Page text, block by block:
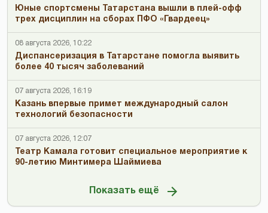
Юные спортсмены Татарстана вышли в плей-офф
трех дисциплин на сборах ПФО «Гвардеец»
08 августа 2026, 10:22
Диспансеризация в Татарстане помогла выявить
более 40 тысяч заболеваний
07 августа 2026, 16:19
Казань впервые примет международный салон
технологий безопасности
07 августа 2026, 12:07
Театр Камала готовит специальное мероприятие к
90-летию Минтимера Шаймиева
Показать ещё